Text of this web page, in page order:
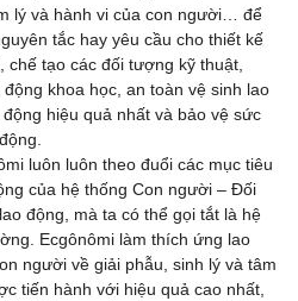
lý và hành vi của con người… để
tắc hay yêu cầu cho thiết kế
tạo các đối tượng kỹ thuật,
khoa học, an toàn vệ sinh lao
hiệu quả nhất và bảo vệ sức
luôn luôn theo đuổi các mục tiêu
của hệ thống Con người – Đối
động, mà ta có thể gọi tắt là hệ
Ecgônômi làm thích ứng lao
người về giải phẫu, sinh lý và tâm
tiến hành với hiệu quả cao nhất,